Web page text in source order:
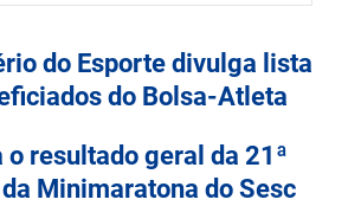
do Esporte divulga lista
do Bolsa-Atleta
o resultado geral da 21ª
Minimaratona do Sesc